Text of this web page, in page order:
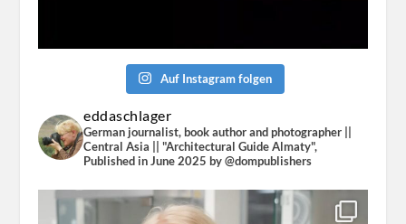
Auf Instagram folgen
eddaschlager
German journalist, book author and photographer ||
Central Asia || "Architectural Guide Almaty",
Published in June 2025 by @dompublishers